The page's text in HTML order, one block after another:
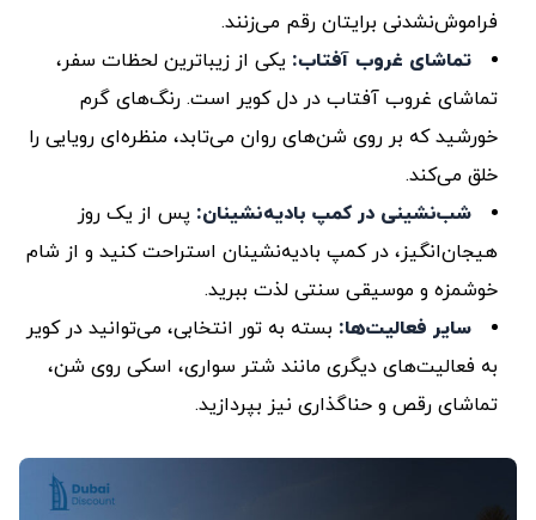
فراموش‌نشدنی برایتان رقم می‌زنند.
تماشای غروب آفتاب: یکی از زیباترین لحظات سفر،
تماشای غروب آفتاب در دل کویر است. رنگ‌های گرم
خورشید که بر روی شن‌های روان می‌تابد، منظره‌ای رویایی را
خلق می‌کند.
شب‌نشینی در کمپ بادیه‌نشینان: پس از یک روز
هیجان‌انگیز، در کمپ بادیه‌نشینان استراحت کنید و از شام
خوشمزه و موسیقی سنتی لذت ببرید.
سایر فعالیت‌ها: بسته به تور انتخابی، می‌توانید در کویر
به فعالیت‌های دیگری مانند شتر سواری، اسکی روی شن،
تماشای رقص و حناگذاری نیز بپردازید.